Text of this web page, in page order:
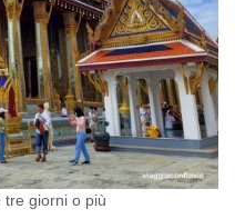
tre giorni o più